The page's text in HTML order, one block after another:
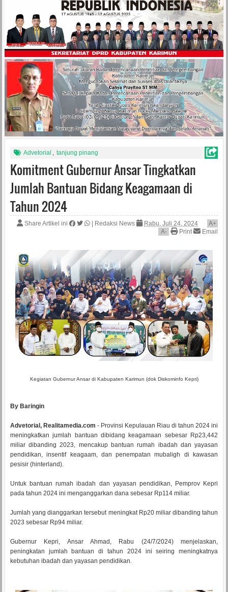
Advetorial , tanjung pinang
Komitment Gubernur Ansar Tingkatkan
Jumlah Bantuan Bidang Keagamaan di
Tahun 2024
Share Artikel ini Redaksi News Rabu, Juli 24, 2024 A+
A- Print Email
Kegiatan Gubernur Ansar di Kabupaten Karimun (dok Diskominfo Kepri)
By Baringin
Advetorial, Realitamedia.com - Provinsi Kepulauan Riau di tahun 2024 ini
meningkatkan jumlah bantuan dibidang keagamaan sebesar Rp23,442
miliar dibanding 2023, mencakup bantuan rumah ibadah dan yayasan
pendidikan, insentif keagaam, dan penempatan mubaligh di kawasan
pesisir (hinterland).
Untuk bantuan rumah ibadah dan yayasan pendidikan, Pemprov Kepri
pada tahun 2024 ini menganggarkan dana sebesar Rp114 miliar.
Jumlah yang dianggarkan tersebut meningkat Rp20 miliar dibanding tahun
2023 sebesar Rp94 miliar.
Gubernur Kepri, Ansar Ahmad, Rabu (24/7/2024) menjelaskan,
peningkatan jumlah bantuan di tahun 2024 ini seiring meningkatnya
kebutuhan ibadah dan yayasan pendidikan.